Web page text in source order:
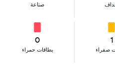
صناعة
1
صفراء
0
بطاقات حمراء